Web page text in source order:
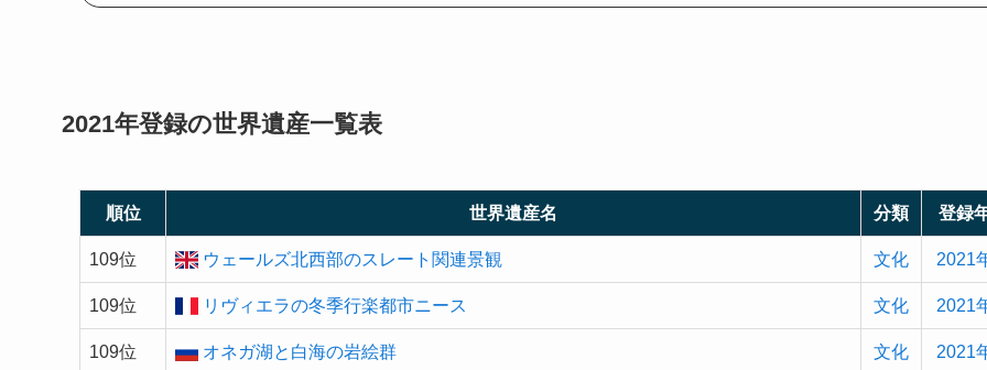
2021年登録の世界遺産一覧表
順位 世界遺産名 分類 登録
109位 ウェールズ北西部のスレート関連景観 文化 2021
109位 リヴィエラの冬季行楽都市ニース 文化 2021
109位 オネガ湖と白海の岩絵群 文化 2021